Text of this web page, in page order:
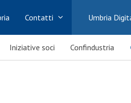
Contatti Umbria
Iniziative soci Confindustria